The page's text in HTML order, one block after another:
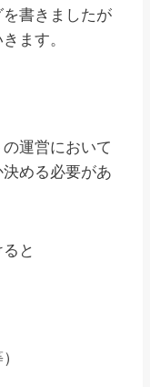
を書きましたが
ます。
運営において
める必要があ
と